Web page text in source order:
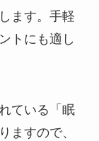
ます。手軽
トにも適し
ている「眠
ますので、